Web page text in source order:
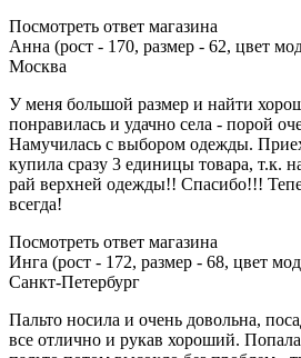
Посмотреть ответ магазина
Анна (рост - 170, размер - 62, цвет
Москва
У меня большой размер и найти
понравилась и удачно села - порой
Намучилась с выбором одежды.
купила сразу 3 единицы товара, т.к.
рай верхней одежды!! Спасибо!!!
всегда!
Посмотреть ответ магазина
Инга (рост - 172, размер - 68, цвет
Санкт-Петербург
Пальто носила и очень довольна,
все отлично и рукав хороший.